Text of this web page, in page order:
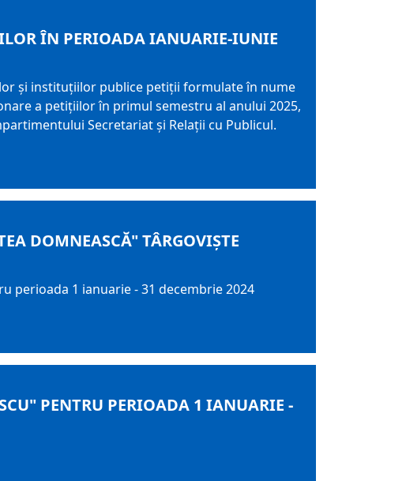
ÎN PERIOADA IANUARIE-IUNIE
și instituțiilor publice petiții formulate în nume
a petițiilor în primul semestru al anului 2025,
Secretariat și Relații cu Publicul.
DOMNEASCĂ" TÂRGOVIŞTE
perioada 1 ianuarie - 31 decembrie 2024
PENTRU PERIOADA 1 IANUARIE -